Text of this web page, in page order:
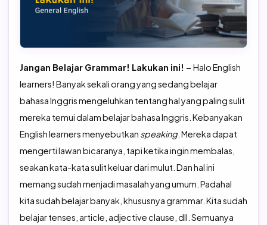
TOEFL Preparation
IELTS Preparation
TOEFL IBT Home Edition
IELTS
Jangan Belajar Grammar! Lakukan ini! – Halo English
learners! Banyak sekali orang yang sedang belajar
bahasa Inggris mengeluhkan tentang hal yang paling sulit
mereka temui dalam belajar bahasa Inggris. Kebanyakan
English learners menyebutkan speaking. Mereka dapat
mengerti lawan bicaranya, tapi ketika ingin membalas,
seakan kata-kata sulit keluar dari mulut. Dan hal ini
memang sudah menjadi masalah yang umum. Padahal
kita sudah belajar banyak, khususnya grammar. Kita sudah
belajar tenses, article, adjective clause, dll. Semuanya